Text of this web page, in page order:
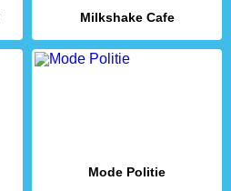
Milkshake Cafe
Mode Politie